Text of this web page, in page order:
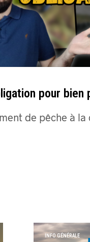
pour bien
de pêche à la
INFO GÉNÉRALE